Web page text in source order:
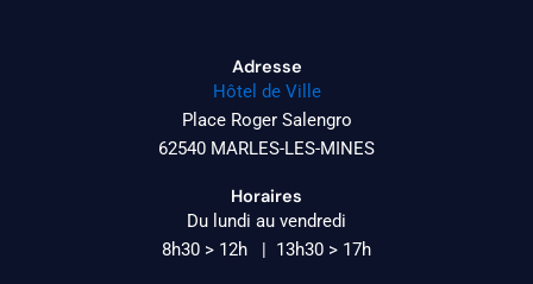
Adresse
Hôtel de Ville
Place Roger Salengro
62540 MARLES-LES-MINES
Horaires
Du lundi au vendredi
8h30 > 12h | 13h30 > 17h